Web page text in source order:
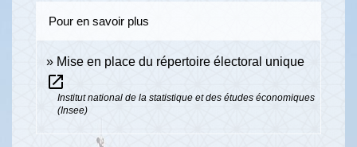
Pour en savoir plus
Mise en place du répertoire électoral unique
open_in_new
Institut national de la statistique et des études économiques
(Insee)